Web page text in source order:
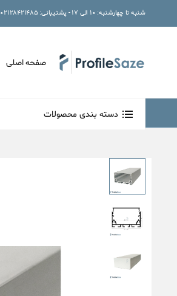
شنبه تا چهارشنبه: ۱۰ الی ۱۷ - پشتیبانی: ۰۲۱۲۸۴۲۱۴۸۵
صفحه اصلی
دسته بندی محصولات